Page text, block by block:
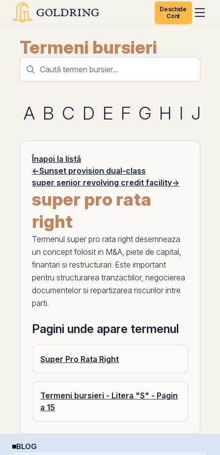
Deschide
Cont
Termeni bursieri
A B C D E F G H I J
Înapoi la listă
←Sunset provision dual-class
super senior revolving credit facility→
super pro rata
right
Termenul super pro rata right desemneaza
un concept folosit in M&A, piete de capital,
finantari si restructurari. Este important
pentru structurarea tranzactiilor, negocierea
documentelor si repartizarea riscurilor intre
parti.
Pagini unde apare termenul
Super Pro Rata Right
Termeni bursieri - Litera "S" - Pagin
a 15
BLOG